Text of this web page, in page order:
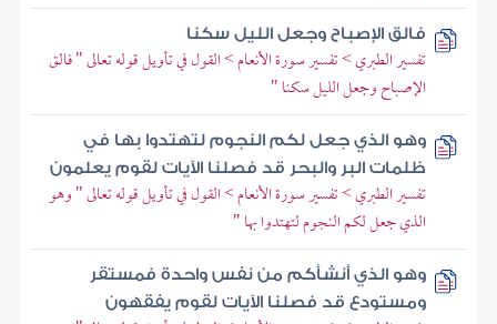
فالق الإصباح وجعل الليل سكنا
تفسير الطبري > تفسير سورة الأنعام > القول في تأويل قوله تعالى " فالق
الإصباح وجعل الليل سكنا "
وهو الذي جعل لكم النجوم لتهتدوا بها في
ظلمات البر والبحر قد فصلنا الآيات لقوم يعلمون
تفسير الطبري > تفسير سورة الأنعام > القول في تأويل قوله تعالى " وهو
الذي جعل لكم النجوم لتهتدوا بها "
وهو الذي أنشأكم من نفس واحدة فمستقر
ومستودع قد فصلنا الآيات لقوم يفقهون